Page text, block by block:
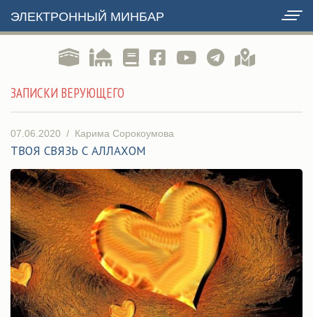
ЭЛЕКТРОННЫЙ МИНБАР
ЗАПИСКИ ВЕРУЮЩЕГО
07.06.2020 / Карима Сорокоумова
ТВОЯ СВЯЗЬ С АЛЛАХОМ